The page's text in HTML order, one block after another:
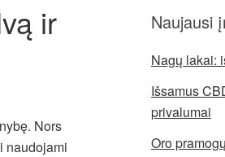
ir
Nors
naudojami
Naujausi
Nagų lakai:
Išsamus
privalumai
Oro